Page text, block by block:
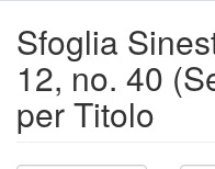
Sfoglia
12, no. 40
per Titolo